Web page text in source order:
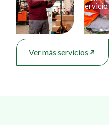
servicio
Ver más servicios